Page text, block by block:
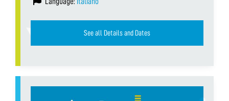
See all Details and Dates